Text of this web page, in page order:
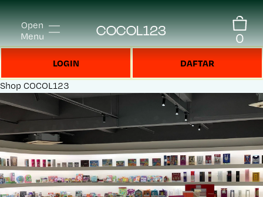
Open
Menu
COCOL123 0
LOGIN DAFTAR
Shop COCOL123